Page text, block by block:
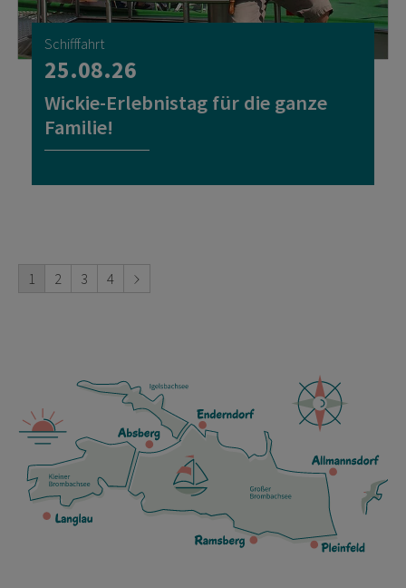
Schifffahrt
25.08.26
Wickie-Erlebnistag für die ganze
Familie!
1 2 3 4